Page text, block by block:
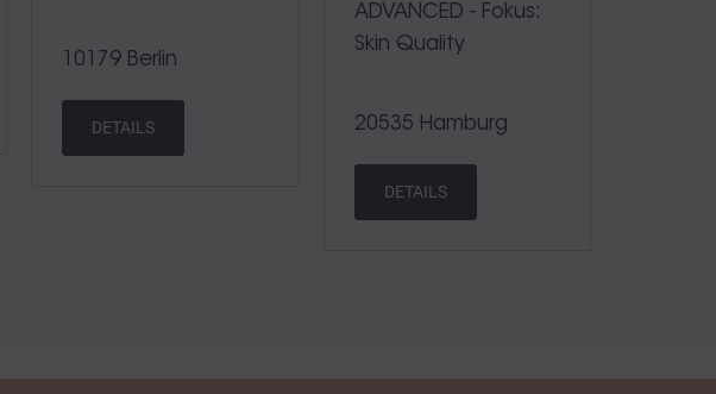
10179 Berlin
DETAILS
ADVANCED - Fokus:
Skin Quality
20535 Hamburg
DETAILS